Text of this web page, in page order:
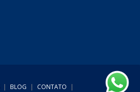
| BLOG | CONTATO |